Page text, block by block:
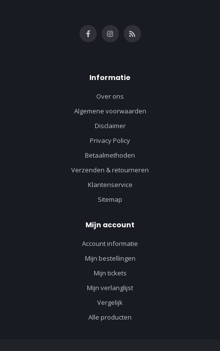
Informatie
Over ons
Algemene voorwaarden
Disclaimer
Privacy Policy
Betaalmethoden
Verzenden & retourneren
Klantenservice
Sitemap
Mijn account
Account informatie
Mijn bestellingen
Mijn tickets
Mijn verlanglijst
Vergelijk
Alle producten